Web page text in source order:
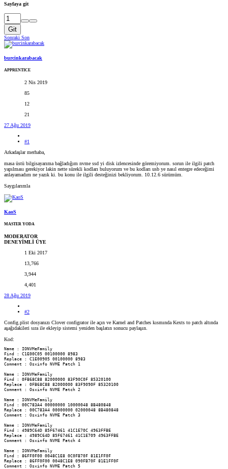
Sayfaya git
Git
Sonraki Son
burcinkarabacak
APPRENTICE
2 Nis 2019
85
12
21
27 Ağu 2019
#1
Arkadaşlar merhaba,
masa üstü bilgisayarıma bağladığım nvme ssd yi disk izlencesinde göremiyorum. sorun ile ilgili patch
yapılması gerekiyor lakin nette sürekli kodları buluyorum ve bu kodları usb ye nasıl entegre edeceğimi
anlayamadım ne yazık ki. bu konu ile ilgili desteğinizi bekliyorum. 10.12.6 sürümüm.
Saygılarımla
KaoS
MASTER YODA
MODERATOR
DENEYİMLİ ÜYE
1 Eki 2017
13,766
3,944
4,401
28 Ağu 2019
#2
Config.plist dosyanızı Clover configrator ile açın ve Karnel and Patches kısmında Kexts to patch altında
aşağıdakileri sıra ile ekleyip sistemi yeniden başlatın sonucu paylaşın.
Kod:
Name : IONVMeFamily
Find : C1E00C05 00100000 8983
Replace : C1E00905 00100000 8983
Comment : Osxinfo NVME Patch 1
Name : IONVMeFamily
Find : 0FB68C88 82000000 83F90C0F 85320100
Replace : 0FB68C88 82000000 83F9090F 85320100
Comment : Osxinfo NVME Patch 2
Name : IONVMeFamily
Find : 00C783A4 00000000 10000048 8B480848
Replace : 00C783A4 00000000 02000048 8B480848
Comment : Osxinfo NVME Patch 3
Name : IONVMeFamily
Find : 4989C64D 85F67461 41C1E70C 4963FFBE
Replace : 4989C64D 85F67461 41C1E709 4963FFBE
Comment : Osxinfo NVME Patch 4
Name : IONVMeFamily
Find : 86FF0F00 0048C1E8 0C0FB70F 81E1FF0F
Replace : 86FF0F00 0048C1E8 090FB70F 81E1FF0F
Comment : Osxinfo NVME Patch 5